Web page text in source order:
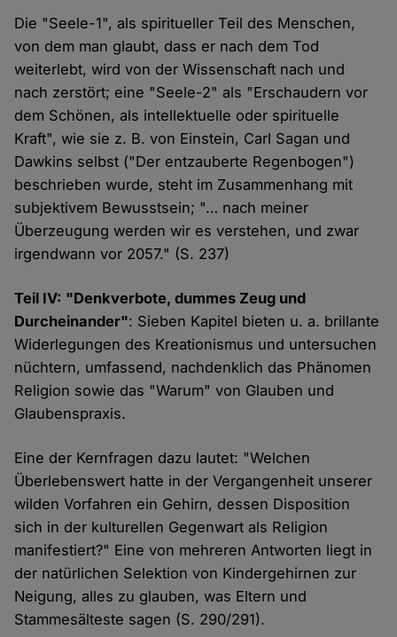
Die "Seele-1", als spiritueller Teil des Menschen,
von dem man glaubt, dass er nach dem Tod
weiterlebt, wird von der Wissenschaft nach und
nach zerstört; eine "Seele-2" als "Erschaudern vor
dem Schönen, als intellektuelle oder spirituelle
Kraft", wie sie z. B. von Einstein, Carl Sagan und
Dawkins selbst ("Der entzauberte Regenbogen")
beschrieben wurde, steht im Zusammenhang mit
subjektivem Bewusstsein; "… nach meiner
Überzeugung werden wir es verstehen, und zwar
irgendwann vor 2057." (S. 237)
Teil IV: "Denkverbote, dummes Zeug und
Durcheinander": Sieben Kapitel bieten u. a. brillante
Widerlegungen des Kreationismus und untersuchen
nüchtern, umfassend, nachdenklich das Phänomen
Religion sowie das "Warum" von Glauben und
Glaubenspraxis.
Eine der Kernfragen dazu lautet: "Welchen
Überlebenswert hatte in der Vergangenheit unserer
wilden Vorfahren ein Gehirn, dessen Disposition
sich in der kulturellen Gegenwart als Religion
manifestiert?" Eine von mehreren Antworten liegt in
der natürlichen Selektion von Kindergehirnen zur
Neigung, alles zu glauben, was Eltern und
Stammesälteste sagen (S. 290/291).